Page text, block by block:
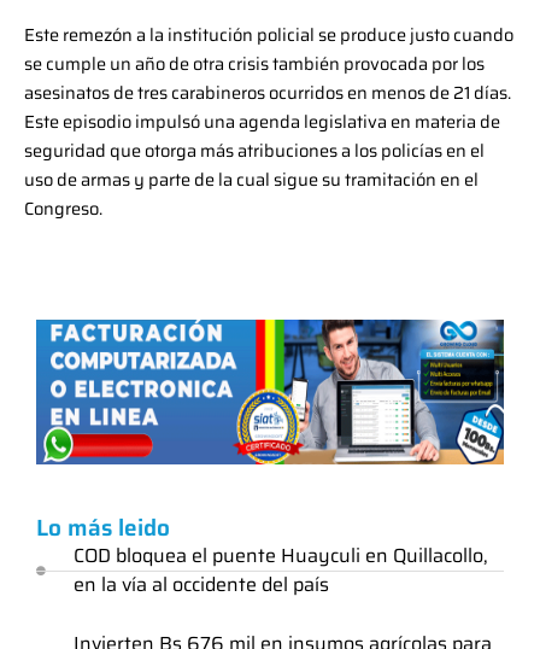
Este remezón a la institución policial se produce justo cuando
se cumple un año de otra crisis también provocada por los
asesinatos de tres carabineros ocurridos en menos de 21 días.
Este episodio impulsó una agenda legislativa en materia de
seguridad que otorga más atribuciones a los policías en el
uso de armas y parte de la cual sigue su tramitación en el
Congreso.
Lo más leido
COD bloquea el puente Huayculi en Quillacollo,
en la vía al occidente del país